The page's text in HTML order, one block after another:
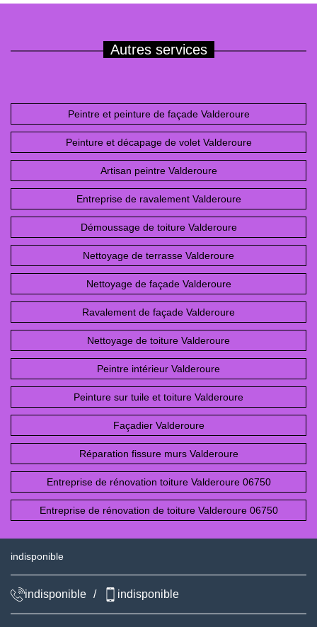
Autres services
Peintre et peinture de façade Valderoure
Peinture et décapage de volet Valderoure
Artisan peintre Valderoure
Entreprise de ravalement Valderoure
Démoussage de toiture Valderoure
Nettoyage de terrasse Valderoure
Nettoyage de façade Valderoure
Ravalement de façade Valderoure
Nettoyage de toiture Valderoure
Peintre intérieur Valderoure
Peinture sur tuile et toiture Valderoure
Façadier Valderoure
Réparation fissure murs Valderoure
Entreprise de rénovation toiture Valderoure 06750
Entreprise de rénovation de toiture Valderoure 06750
indisponible
indisponible / indisponible